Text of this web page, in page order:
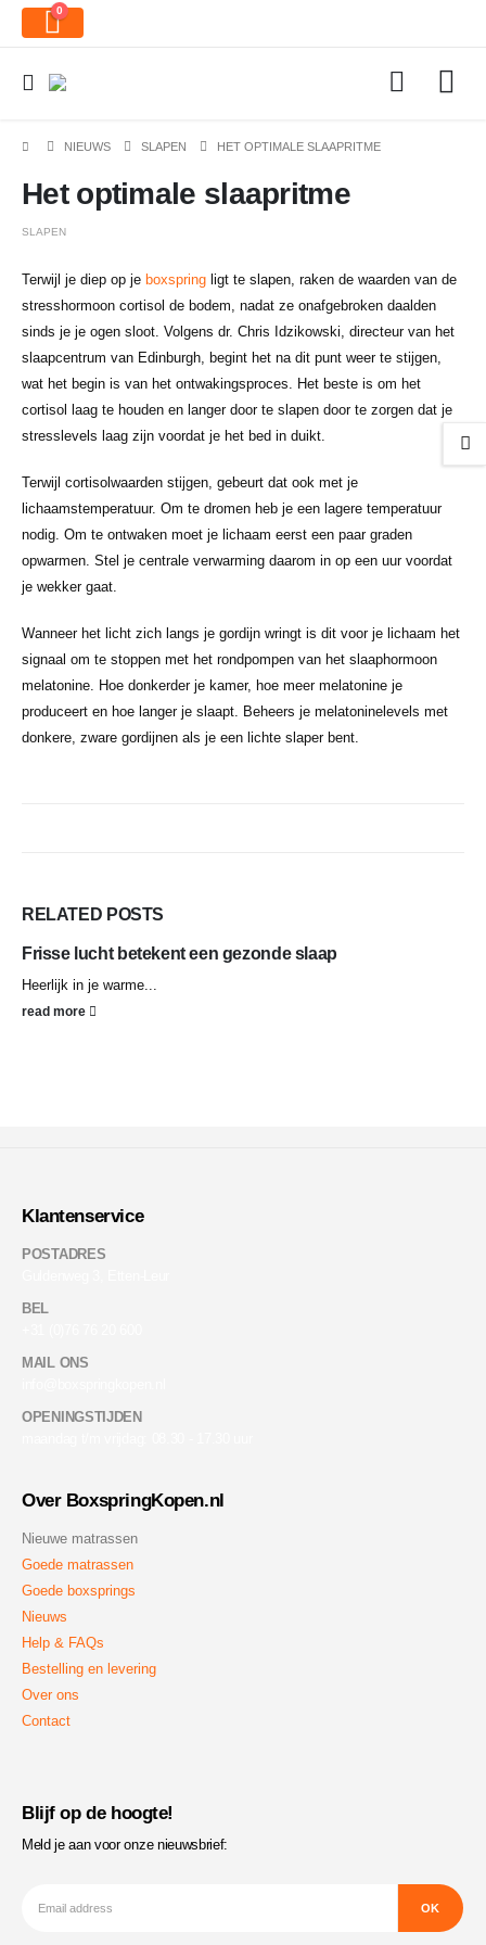
0
NIEUWS SLAPEN HET OPTIMALE SLAAPRITME
Het optimale slaapritme
SLAPEN
Terwijl je diep op je boxspring ligt te slapen, raken de waarden van de
stresshormoon cortisol de bodem, nadat ze onafgebroken daalden
sinds je je ogen sloot. Volgens dr. Chris Idzikowski, directeur van het
slaapcentrum van Edinburgh, begint het na dit punt weer te stijgen,
wat het begin is van het ontwakingsproces. Het beste is om het
cortisol laag te houden en langer door te slapen door te zorgen dat je
stresslevels laag zijn voordat je het bed in duikt.
Terwijl cortisolwaarden stijgen, gebeurt dat ook met je
lichaamstemperatuur. Om te dromen heb je een lagere temperatuur
nodig. Om te ontwaken moet je lichaam eerst een paar graden
opwarmen. Stel je centrale verwarming daarom in op een uur voordat
je wekker gaat.
Wanneer het licht zich langs je gordijn wringt is dit voor je lichaam het
signaal om te stoppen met het rondpompen van het slaaphormoon
melatonine. Hoe donkerder je kamer, hoe meer melatonine je
produceert en hoe langer je slaapt. Beheers je melatoninelevels met
donkere, zware gordijnen als je een lichte slaper bent.
RELATED POSTS
Frisse lucht betekent een gezonde slaap
Heerlijk in je warme...
read more
Klantenservice
POSTADRES
BEL
MAIL ONS
OPENINGSTIJDEN
Over BoxspringKopen.nl
Nieuwe matrassen
Goede matrassen
Goede boxsprings
Nieuws
Help & FAQs
Bestelling en levering
Over ons
Contact
Blijf op de hoogte!
Meld je aan voor onze nieuwsbrief: